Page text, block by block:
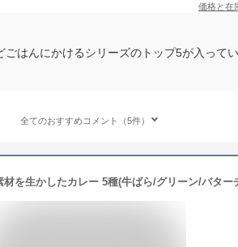
価格と在
ごはんにかけるシリーズのトップ5が入って
全てのおすすめコメント（5件）